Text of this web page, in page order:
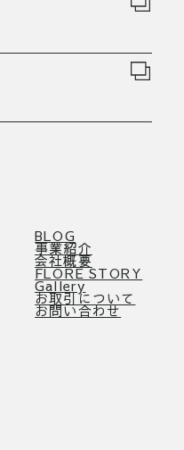
BLOG
事業紹介
会社概要
FLORE STORY
Gallery
お取引について
お問い合わせ